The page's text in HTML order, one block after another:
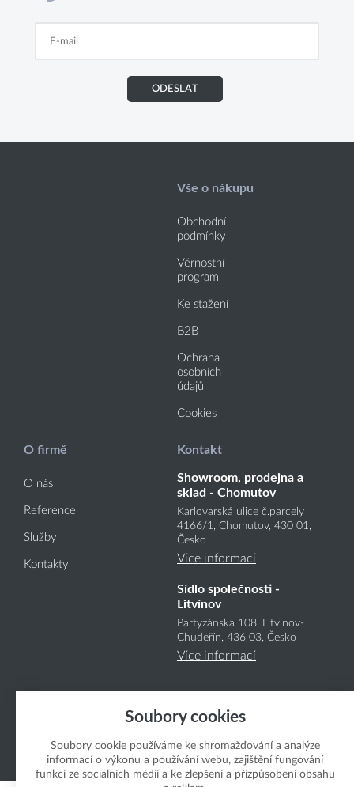
ODESLAT
Vše o nákupu
Obchodní
podmínky
Věrnostní
program
Ke stažení
B2B
Ochrana
osobních
údajů
Cookies
O firmě
O nás
Reference
Služby
Kontakty
Kontakt
Showroom, prodejna a
sklad - Chomutov
Karlovarská ulice č.parcely
4166/1, Chomutov, 430 01,
Česko
Více informací
Sídlo společnosti -
Litvínov
Partyzánská 108, Litvínov-
Chudeřín, 436 03, Česko
Více informací
Copyright Boukal.CZ 2026
Soubory cookies
Soubory cookie používáme ke shromažďování a analýze
informací o výkonu a používání webu, zajištění fungování
funkcí ze sociálních médií a ke zlepšení a přizpůsobení obsahu